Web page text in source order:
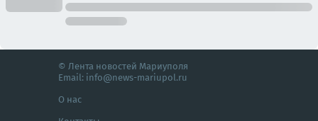
© Лента новостей Мариуполя
Email: info@news-mariupol.ru
О нас